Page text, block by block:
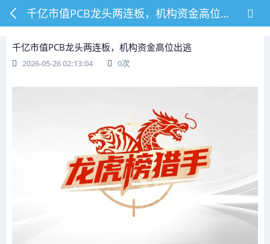
千亿市值PCB龙头两连板，机构资金高位出逃
千亿市值PCB龙头两连板，机构资金高位出逃
2026-05-26 02:13:04 0次